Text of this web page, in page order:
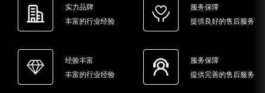
实力品牌
丰富的行业经验
服务保障
提供良好的售后服务
经验丰富
丰富的行业经验
服务保障
提供完善的售后服务